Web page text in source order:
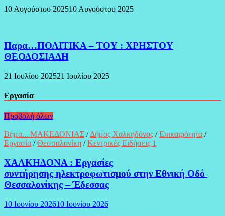
10 Αυγούστου 202510 Αυγούστου 2025
Παρα…ΠΟΛΙΤΙΚΑ – ΤΟΥ : ΧΡΗΣΤΟΥ
ΘΕΟΔΟΣΙΑΔΗ
21 Ιουλίου 202521 Ιουλίου 2025
Εργασία
Προβολή όλων
Βήμα... ΜΑΚΕΔΟΝΙΑΣ /Δήμος Χαλκηδόνος /Επικαιρότητα /
Εργασία /Θεσσαλονίκη /Κεντρικές Ειδήσεις 1
ΧΑΛΚΗΔΟΝΑ : Εργασίες
συντήρησης ηλεκτροφωτισμού στην Εθνική Οδό
Θεσσαλονίκης – Έδεσσας
10 Ιουνίου 202610 Ιουνίου 2026